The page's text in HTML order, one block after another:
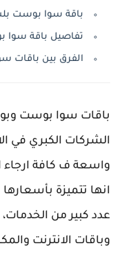
باقة سوا بوست بلس
تفاصيل باقة سوا
الفرق بين
باقات سوا بوست
الشركات الكبري في
واسعة ف كافة ارجاء
انها تتميزة
عدد كبير من
وباقات الانترنت